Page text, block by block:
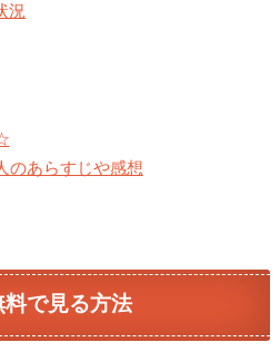
況
のあらすじや感想
で見る方法